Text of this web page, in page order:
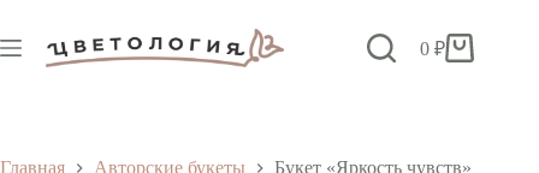
сути
Корзина
0₽
Главная Авторские букеты Букет «Яркость чувств»